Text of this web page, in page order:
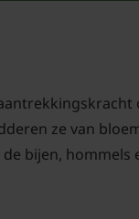
ze van
bijen, hommels